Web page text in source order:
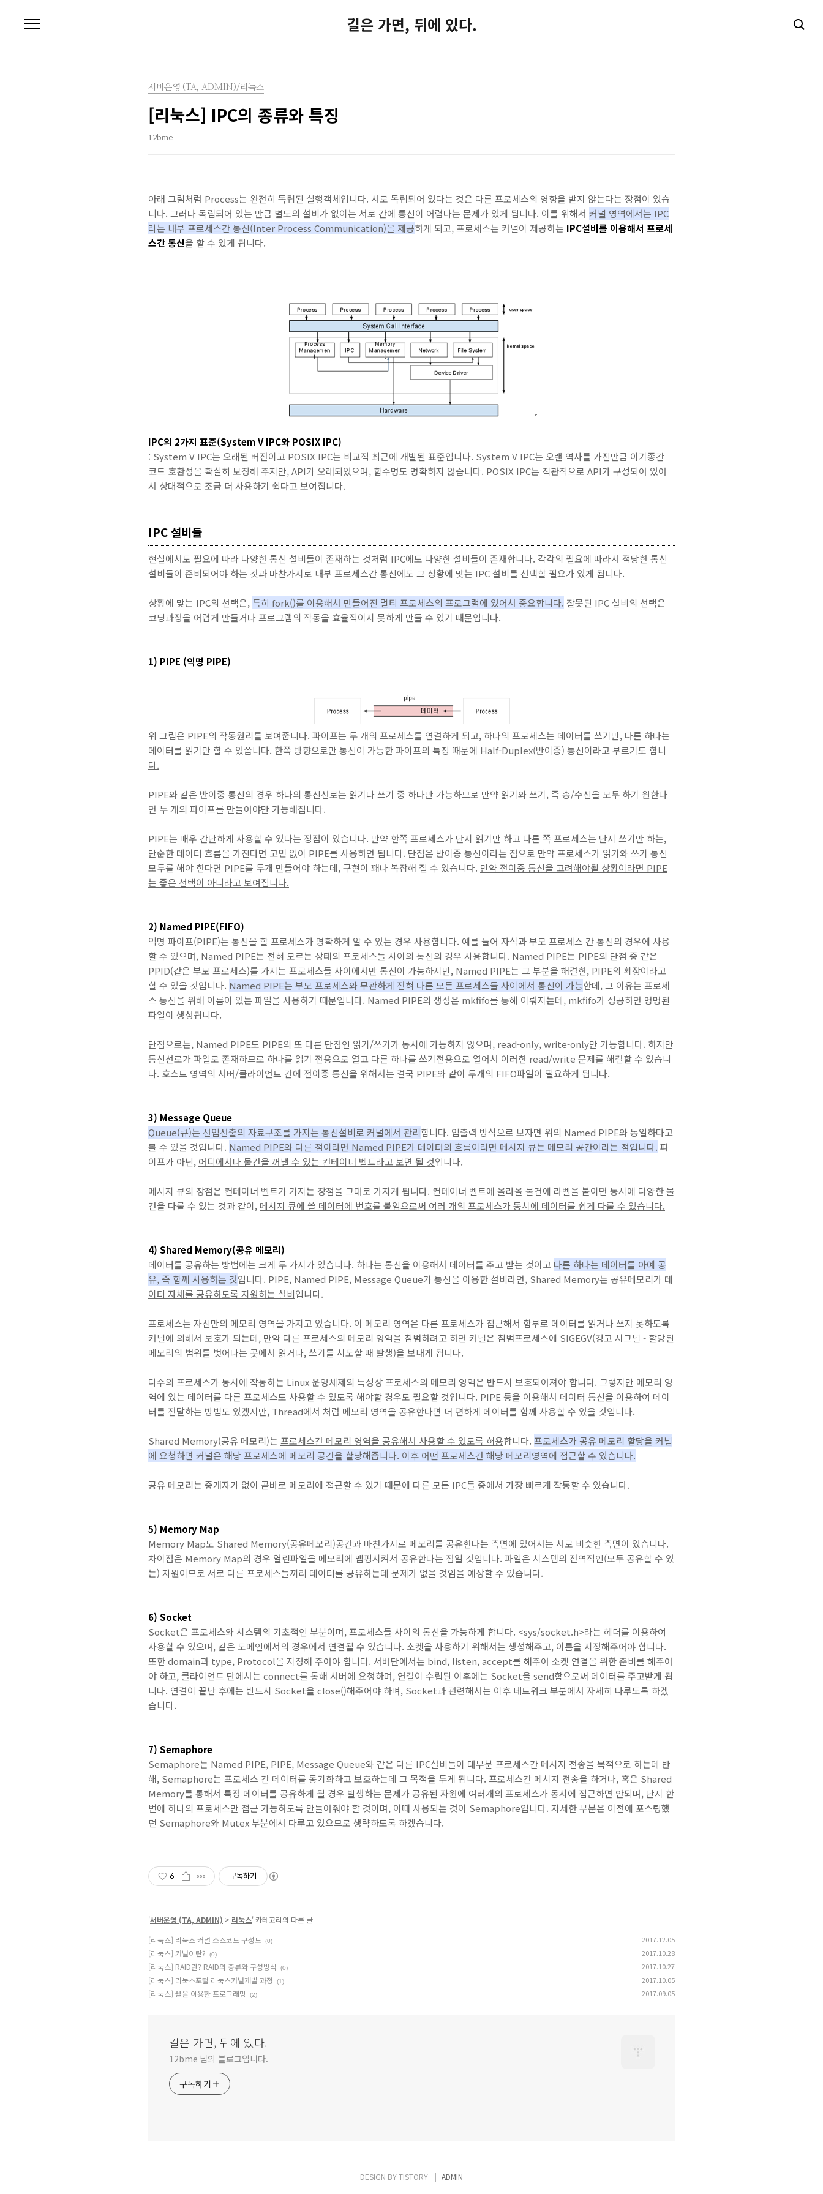
길은 가면, 뒤에 있다.
서버운영 (TA, ADMIN)/리눅스
[리눅스] IPC의 종류와 특징
12bme
아래 그림처럼 Process는 완전히 독립된 실행객체입니다. 서로 독립되어 있다는 것은 다른 프로세스의 영향을 받지 않는다는 장점이 있습
니다. 그러나 독립되어 있는 만큼 별도의 설비가 없이는 서로 간에 통신이 어렵다는 문제가 있게 됩니다. 이를 위해서 커널 영역에서는 IPC
라는 내부 프로세스간 통신(Inter Process Communication)을 제공하게 되고, 프로세스는 커널이 제공하는 IPC설비를 이용해서 프로세
스간 통신을 할 수 있게 됩니다.
IPC의 2가지 표준(System V IPC와 POSIX IPC)
: System V IPC는 오래된 버전이고 POSIX IPC는 비교적 최근에 개발된 표준입니다. System V IPC는 오랜 역사를 가진만큼 이기종간
코드 호환성을 확실히 보장해 주지만, API가 오래되었으며, 함수명도 명확하지 않습니다. POSIX IPC는 직관적으로 API가 구성되어 있어
서 상대적으로 조금 더 사용하기 쉽다고 보여집니다.
IPC 설비들
현실에서도 필요에 따라 다양한 통신 설비들이 존재하는 것처럼 IPC에도 다양한 설비들이 존재합니다. 각각의 필요에 따라서 적당한 통신
설비들이 준비되어야 하는 것과 마찬가지로 내부 프로세스간 통신에도 그 상황에 맞는 IPC 설비를 선택할 필요가 있게 됩니다.
상황에 맞는 IPC의 선택은, 특히 fork()를 이용해서 만들어진 멀티 프로세스의 프로그램에 있어서 중요합니다. 잘못된 IPC 설비의 선택은
코딩과정을 어렵게 만들거나 프로그램의 작동을 효율적이지 못하게 만들 수 있기 때문입니다.
1) PIPE (익명 PIPE)
위 그림은 PIPE의 작동원리를 보여줍니다. 파이프는 두 개의 프로세스를 연결하게 되고, 하나의 프로세스는 데이터를 쓰기만, 다른 하나는
데이터를 읽기만 할 수 있씁니다. 한쪽 방향으로만 통신이 가능한 파이프의 특징 때문에 Half-Duplex(반이중) 통신이라고 부르기도 합니
다.
PIPE와 같은 반이중 통신의 경우 하나의 통신선로는 읽기나 쓰기 중 하나만 가능하므로 만약 읽기와 쓰기, 즉 송/수신을 모두 하기 원한다
면 두 개의 파이프를 만들어야만 가능해집니다.
PIPE는 매우 간단하게 사용할 수 있다는 장점이 있습니다. 만약 한쪽 프로세스가 단지 읽기만 하고 다른 쪽 프로세스는 단지 쓰기만 하는,
단순한 데이터 흐름을 가진다면 고민 없이 PIPE를 사용하면 됩니다. 단점은 반이중 통신이라는 점으로 만약 프로세스가 읽기와 쓰기 통신
모두를 해야 한다면 PIPE를 두개 만들어야 하는데, 구현이 꽤나 복잡해 질 수 있습니다. 만약 전이중 통신을 고려해야될 상황이라면 PIPE
는 좋은 선택이 아니라고 보여집니다.
2) Named PIPE(FIFO)
익명 파이프(PIPE)는 통신을 할 프로세스가 명확하게 알 수 있는 경우 사용합니다. 예를 들어 자식과 부모 프로세스 간 통신의 경우에 사용
할 수 있으며, Named PIPE는 전혀 모르는 상태의 프로세스들 사이의 통신의 경우 사용합니다. Named PIPE는 PIPE의 단점 중 같은
PPID(같은 부모 프로세스)를 가지는 프로세스들 사이에서만 통신이 가능하지만, Named PIPE는 그 부분을 해결한, PIPE의 확장이라고
할 수 있을 것입니다. Named PIPE는 부모 프로세스와 무관하게 전혀 다른 모든 프로세스들 사이에서 통신이 가능한데, 그 이유는 프로세
스 통신을 위해 이름이 있는 파일을 사용하기 때문입니다. Named PIPE의 생성은 mkfifo를 통해 이뤄지는데, mkfifo가 성공하면 명명된
파일이 생성됩니다.
단점으로는, Named PIPE도 PIPE의 또 다른 단점인 읽기/쓰기가 동시에 가능하지 않으며, read-only, write-only만 가능합니다. 하지만
통신선로가 파일로 존재하므로 하나를 읽기 전용으로 열고 다른 하나를 쓰기전용으로 열어서 이러한 read/write 문제를 해결할 수 있습니
다. 호스트 영역의 서버/클라이언트 간에 전이중 통신을 위해서는 결국 PIPE와 같이 두개의 FIFO파일이 필요하게 됩니다.
3) Message Queue
Queue(큐)는 선입선출의 자료구조를 가지는 통신설비로 커널에서 관리합니다. 입출력 방식으로 보자면 위의 Named PIPE와 동일하다고
볼 수 있을 것입니다. Named PIPE와 다른 점이라면 Named PIPE가 데이터의 흐름이라면 메시지 큐는 메모리 공간이라는 점입니다. 파
이프가 아닌, 어디에서나 물건을 꺼낼 수 있는 컨테이너 벨트라고 보면 될 것입니다.
메시지 큐의 장점은 컨테이너 벨트가 가지는 장점을 그대로 가지게 됩니다. 컨테이너 벨트에 올라올 물건에 라벨을 붙이면 동시에 다양한 물
건을 다룰 수 있는 것과 같이, 메시지 큐에 쓸 데이터에 번호를 붙임으로써 여러 개의 프로세스가 동시에 데이터를 쉽게 다룰 수 있습니다.
4) Shared Memory(공유 메모리)
데이터를 공유하는 방법에는 크게 두 가지가 있습니다. 하나는 통신을 이용해서 데이터를 주고 받는 것이고 다른 하나는 데이터를 아예 공
유, 즉 함께 사용하는 것입니다. PIPE, Named PIPE, Message Queue가 통신을 이용한 설비라면, Shared Memory는 공유메모리가 데
이터 자체를 공유하도록 지원하는 설비입니다.
프로세스는 자신만의 메모리 영역을 가지고 있습니다. 이 메모리 영역은 다른 프로세스가 접근해서 함부로 데이터를 읽거나 쓰지 못하도록
커널에 의해서 보호가 되는데, 만약 다른 프로세스의 메모리 영역을 침범하려고 하면 커널은 침범프로세스에 SIGEGV(경고 시그널 - 할당된
메모리의 범위를 벗어나는 곳에서 읽거나, 쓰기를 시도할 때 발생)을 보내게 됩니다.
다수의 프로세스가 동시에 작동하는 Linux 운영체제의 특성상 프로세스의 메모리 영역은 반드시 보호되어져야 합니다. 그렇지만 메모리 영
역에 있는 데이터를 다른 프로세스도 사용할 수 있도록 해야할 경우도 필요할 것입니다. PIPE 등을 이용해서 데이터 통신을 이용하여 데이
터를 전달하는 방법도 있겠지만, Thread에서 처럼 메모리 영역을 공유한다면 더 편하게 데이터를 함께 사용할 수 있을 것입니다.
Shared Memory(공유 메모리)는 프로세스간 메모리 영역을 공유해서 사용할 수 있도록 허용합니다. 프로세스가 공유 메모리 할당을 커널
에 요청하면 커널은 해당 프로세스에 메모리 공간을 할당해줍니다. 이후 어떤 프로세스건 해당 메모리영역에 접근할 수 있습니다.
공유 메모리는 중개자가 없이 곧바로 메모리에 접근할 수 있기 때문에 다른 모든 IPC들 중에서 가장 빠르게 작동할 수 있습니다.
5) Memory Map
Memory Map도 Shared Memory(공유메모리)공간과 마찬가지로 메모리를 공유한다는 측면에 있어서는 서로 비슷한 측면이 있습니다.
차이점은 Memory Map의 경우 열린파일을 메모리에 맵핑시켜서 공유한다는 점일 것입니다. 파일은 시스템의 전역적인(모두 공유할 수 있
는) 자원이므로 서로 다른 프로세스들끼리 데이터를 공유하는데 문제가 없을 것임을 예상할 수 있습니다.
6) Socket
Socket은 프로세스와 시스템의 기초적인 부분이며, 프로세스들 사이의 통신을 가능하게 합니다. <sys/socket.h>라는 헤더를 이용하여
사용할 수 있으며, 같은 도메인에서의 경우에서 연결될 수 있습니다. 소켓을 사용하기 위해서는 생성해주고, 이름을 지정해주어야 합니다.
또한 domain과 type, Protocol을 지정해 주어야 합니다. 서버단에서는 bind, listen, accept를 해주어 소켓 연결을 위한 준비를 해주어
야 하고, 클라이언트 단에서는 connect를 통해 서버에 요청하며, 연결이 수립된 이후에는 Socket을 send함으로써 데이터를 주고받게 됩
니다. 연결이 끝난 후에는 반드시 Socket을 close()해주어야 하며, Socket과 관련해서는 이후 네트워크 부분에서 자세히 다루도록 하겠
습니다.
7) Semaphore
Semaphore는 Named PIPE, PIPE, Message Queue와 같은 다른 IPC설비들이 대부분 프로세스간 메시지 전송을 목적으로 하는데 반
해, Semaphore는 프로세스 간 데이터를 동기화하고 보호하는데 그 목적을 두게 됩니다. 프로세스간 메시지 전송을 하거나, 혹은 Shared
Memory를 통해서 특정 데이터를 공유하게 될 경우 발생하는 문제가 공유된 자원에 여러개의 프로세스가 동시에 접근하면 안되며, 단지 한
번에 하나의 프로세스만 접근 가능하도록 만들어줘야 할 것이며, 이때 사용되는 것이 Semaphore입니다. 자세한 부분은 이전에 포스팅했
던 Semaphore와 Mutex 부분에서 다루고 있으므로 생략하도록 하겠습니다.
6 구독하기
'서버운영 (TA, ADMIN) > 리눅스' 카테고리의 다른 글
[리눅스] 리눅스 커널 소스코드 구성도 (0) 2017.12.05
[리눅스] 커널이란? (0) 2017.10.28
[리눅스] RAID란? RAID의 종류와 구성방식 (0) 2017.10.27
[리눅스] 리눅스포털 리눅스커널개발 과정 (1) 2017.10.05
[리눅스] 쉘을 이용한 프로그래밍 (2) 2017.09.05
길은 가면, 뒤에 있다.
12bme 님의 블로그입니다.
구독하기
DESIGN BYTISTORY ADMIN